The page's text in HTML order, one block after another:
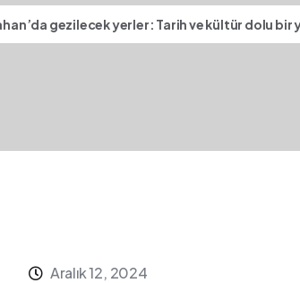
gezilecek yerler: Tarih ve kültür dolu bir
Aralık 12, 2024